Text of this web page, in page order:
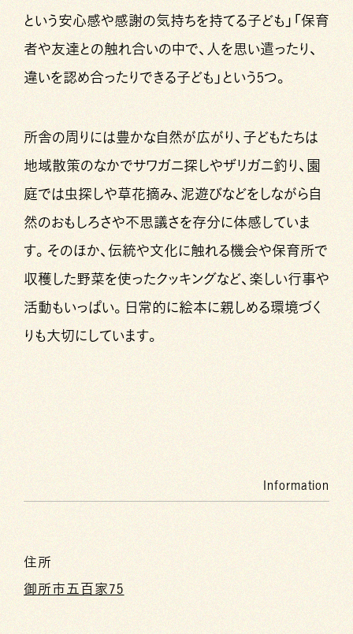
という安心感や感謝の気持ちを持てる子ども」「保育
者や友達との触れ合いの中で、人を思い遣ったり、
違いを認め合ったりできる子ども」という5つ。
所舎の周りには豊かな自然が広がり、子どもたちは
地域散策のなかでサワガニ探しやザリガニ釣り、園
庭では虫探しや草花摘み、泥遊びなどをしながら自
然のおもしろさや不思議さを存分に体感していま
す。そのほか、伝統や文化に触れる機会や保育所で
収穫した野菜を使ったクッキングなど、楽しい行事や
活動もいっぱい。日常的に絵本に親しめる環境づく
りも大切にしています。
Information
住所
御所市五百家75